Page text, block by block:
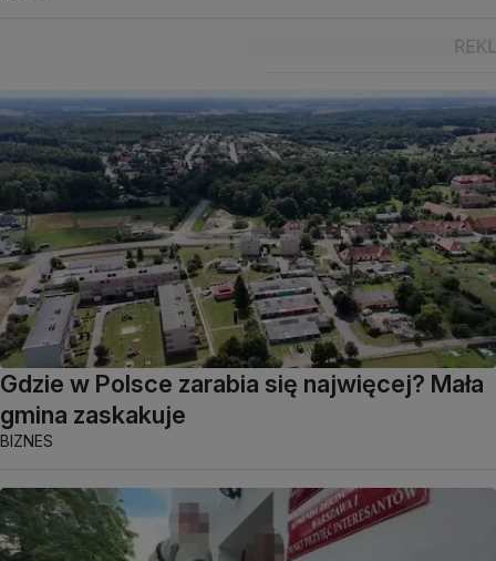
Gdzie w Polsce zarabia się najwięcej? Mała
gmina zaskakuje
BIZNES